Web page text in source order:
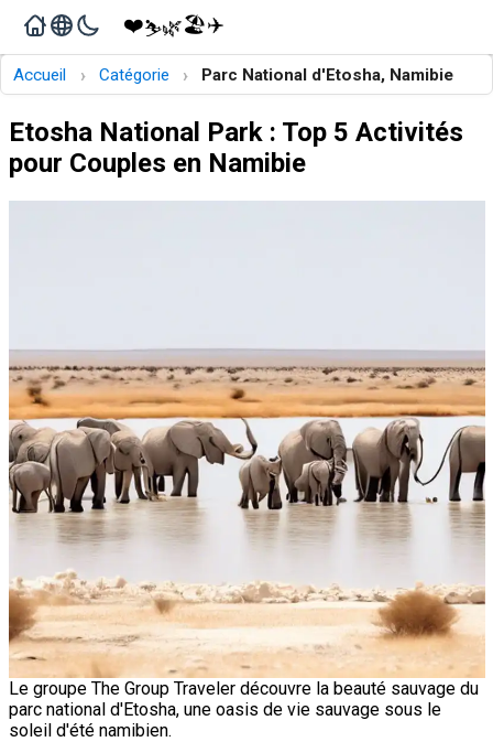
❤️⛷️🌿🏖️✈️
Accueil › Catégorie › Parc National d'Etosha, Namibie
Etosha National Park : Top 5 Activités
pour Couples en Namibie
Le groupe The Group Traveler découvre la beauté sauvage du
parc national d'Etosha, une oasis de vie sauvage sous le
soleil d'été namibien.